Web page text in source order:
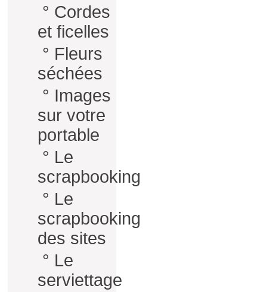
° Cordes
et ficelles
° Fleurs
séchées
° Images
sur votre
portable
° Le
scrapbooking
° Le
scrapbooking
des sites
° Le
serviettage